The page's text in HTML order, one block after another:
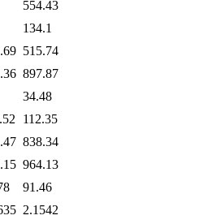
554.43
134.1
515.74
897.87
34.48
112.35
838.34
964.13
91.46
2.1542